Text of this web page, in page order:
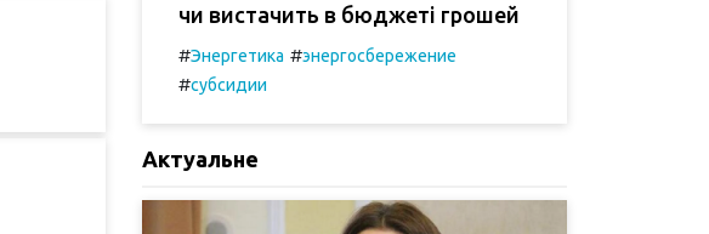
чи вистачить в бюджеті грошей
#Энергетика #энергосбережение
#субсидии
Актуальне